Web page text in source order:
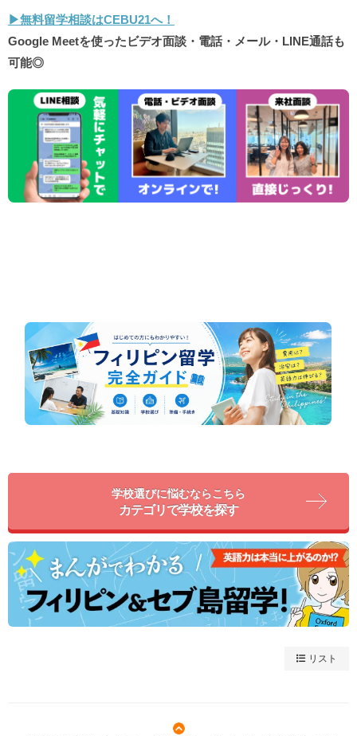
▶︎無料留学相談はCEBU21へ！
Google Meetを使ったビデオ面談・電話・メール・LINE通話も
可能◎
学校選びに悩むならこちら
カテゴリで学校を探す
リスト